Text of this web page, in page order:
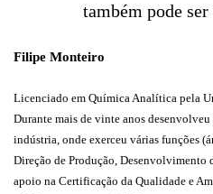
também pode
Filipe Monteiro
Licenciado em Química Analítica pela
Durante mais de vinte anos
indústria, onde exerceu várias funções
Direção de Produção, Desenvolvimento
apoio na Certificação da Qualidade e